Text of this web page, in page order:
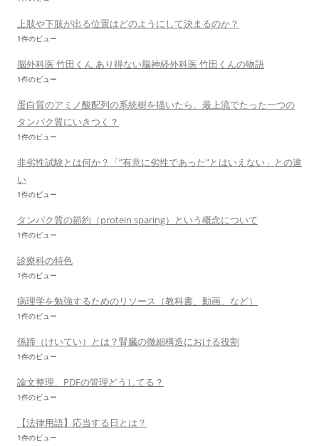
上肢や下肢が出る位置はどのようにして決まるのか？
1件のビュー
脳外科医 竹田くん あり得ない脳神経外科医 竹田くんの物語
1件のビュー
蛋白質のアミノ酸配列の系統樹を描いたら、最上流でたった一つの
タンパク質にいきつく？
1件のビュー
非劣性試験とは何か？「”有意に劣性であった”とはいえない」との違
い
1件のビュー
タンパク質の節約（protein sparing）という概念について
1件のビュー
診療科の特色
1件のビュー
病理学を勉強するためのリソース（教科書、動画、など）
1件のビュー
係蹄（けいてい）とは？腎臓の微細構造における役割
1件のビュー
論文整理、PDFの管理どうしてる？
1件のビュー
【法律用語】応当する日とは？
1件のビュー